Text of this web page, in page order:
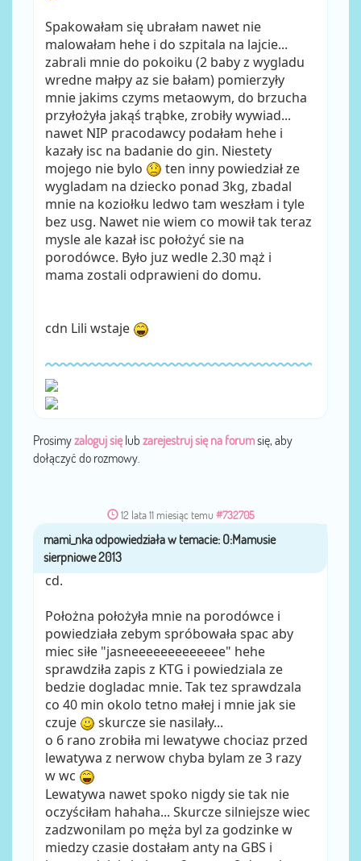
Spakowałam się ubrałam nawet nie
malowałam hehe i do szpitala na lajcie...
zabrali mnie do pokoiku (2 baby z wygladu
wredne małpy az sie bałam) pomierzyły
mnie jakims czyms metaowym, do brzucha
przyłożyła jakąś trąbke, zrobiły wywiad...
nawet NIP pracodawcy podałam hehe i
kazały isc na badanie do gin. Niestety
mojego nie bylo
ten inny powiedział ze
wygladam na dziecko ponad 3kg, zbadal
mnie na koziołku ledwo tam weszłam i tyle
bez usg. Nawet nie wiem co mowił tak teraz
mysle ale kazał isc położyć sie na
porodówce. Było juz wedle 2.30 mąż i
mama zostali odprawieni do domu.
cdn Lili wstaje
Prosimyzaloguj sięlub zarejestruj się na forumsię, aby
dołączyć do rozmowy.
12 lata 11 miesiąc temu #732705
przezmami_nka
cd.
Położna położyła mnie na porodówce i
powiedziała zebym spróbowała spac aby
miec siłe "jasneeeeeeeeeeeee" hehe
sprawdziła zapis z KTG i powiedziala ze
bedzie dogladac mnie. Tak tez sprawdzala
co 40 min okolo tetno małej i mnie jak sie
czuje
skurcze sie nasilały...
o 6 rano zrobiła mi lewatywe chociaz przed
lewatywa z nerwow chyba bylam ze 3 razy
w wc
Lewatywa nawet spoko nigdy sie tak nie
oczyściłam hahaha... Skurcze silniejsze wiec
zadzwonilam po męża byl za godzinke w
miedzy czasie dostałam anty na GBS i